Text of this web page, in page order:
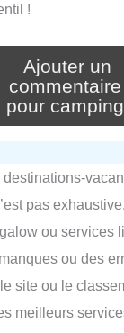
!
Ajouter un
commentaire
pour camping
pas
ou services
ou des
site ou le
meilleurs